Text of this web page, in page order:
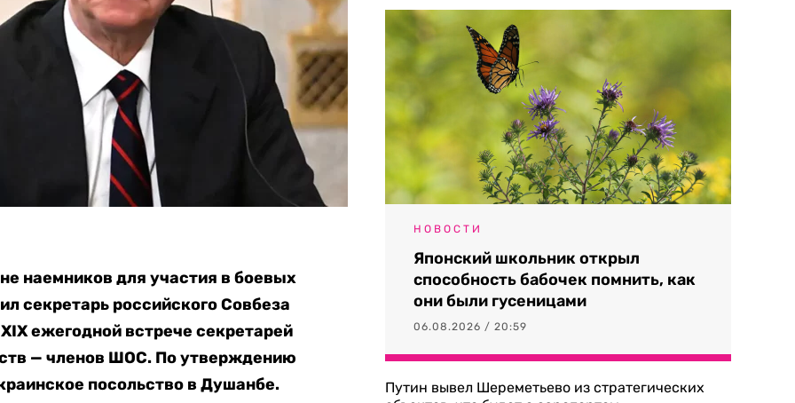
наемников для участия в боевых
секретарь российского Совбеза
ежегодной встрече секретарей
— членов ШОС. По утверждению
посольство в Душанбе.
НОВОСТИ
Японский школьник открыл
способность бабочек помнить, как
они были гусеницами
06.08.2026 / 20:59
Путин вывел Шереметьево из стратегических